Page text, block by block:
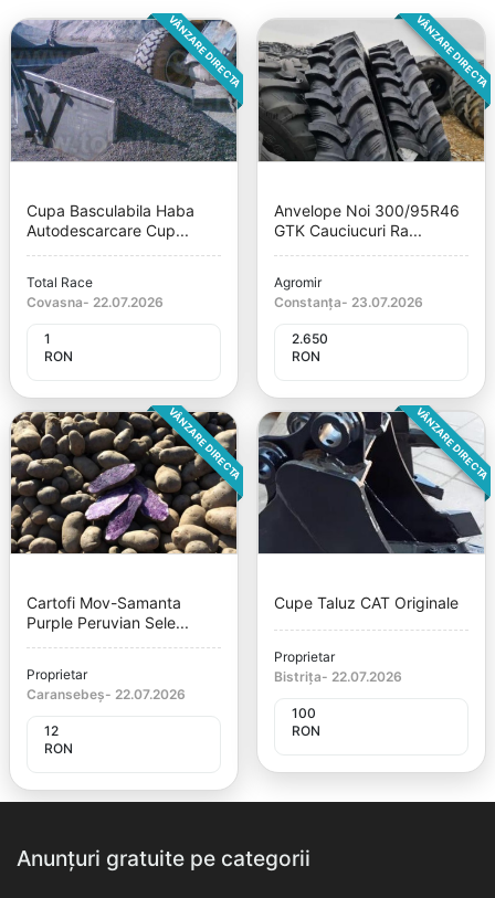
VÂNZARE DIRECTA
Cupa Basculabila Haba
Autodescarcare Cup...
Total Race
Covasna- 22.07.2026
1
RON
VÂNZARE DIRECTA
Anvelope Noi 300/95R46
GTK Cauciucuri Ra...
Agromir
Constanța- 23.07.2026
2.650
RON
VÂNZARE DIRECTA
Cartofi Mov-Samanta
Purple Peruvian Sele...
Proprietar
Caransebeș- 22.07.2026
12
RON
VÂNZARE DIRECTA
Cupe Taluz CAT Originale
Proprietar
Bistrița- 22.07.2026
100
RON
Anunțuri gratuite pe categorii